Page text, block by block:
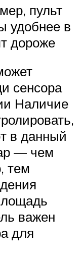
пульт
удобнее в
дороже
сенсора
Наличие
в данный
— чем
тем
важен
для